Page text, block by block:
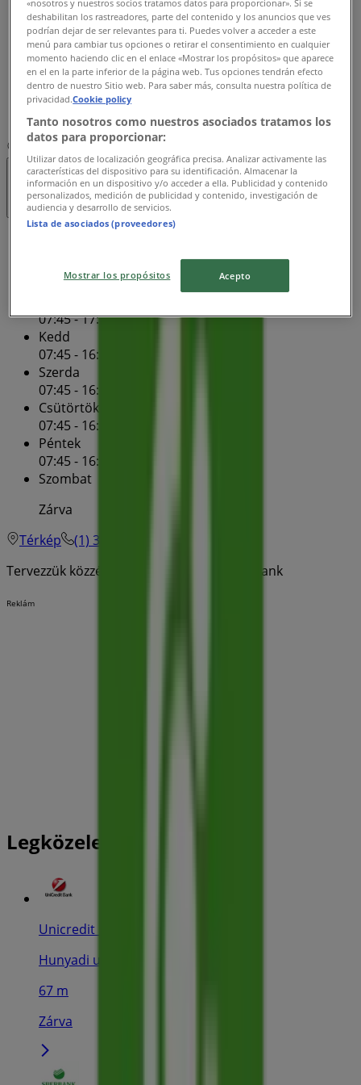
Csütörtök
07:45 - 16:00
Péntek
07:45 - 16:00
Szombat
Zárva
(1) 366-6388
Zárva
Zárva
07:45 - 17:00
Kedd
07:45 - 16:00
Szerda
07:45 - 16:00
Csütörtök
07:45 - 16:00
Péntek
07:45 - 16:00
Szombat
Zárva
Térkép
(1) 366-6388
Tervezzük közzétenni a kínálatokat - OTP Bank
Reklám
Legközelebbi üzletek
Unicredit Bank
Hunyadi u. 3., Miskolc
67 m
Zárva
«nosotros y nuestros socios tratamos datos para proporcionar». Si se
deshabilitan los rastreadores, parte del contenido y los anuncios que ves
podrían dejar de ser relevantes para ti. Puedes volver a acceder a este
menú para cambiar tus opciones o retirar el consentimiento en cualquier
momento haciendo clic en el enlace «Mostrar los propósitos» que aparece
en el en la parte inferior de la página web. Tus opciones tendrán efecto
dentro de nuestro Sitio web. Para saber más, consulta nuestra política de
privacidad.Cookie policy
Tanto nosotros como nuestros asociados tratamos los
datos para proporcionar:
Utilizar datos de localización geográfica precisa. Analizar activamente las
características del dispositivo para su identificación. Almacenar la
información en un dispositivo y/o acceder a ella. Publicidad y contenido
personalizados, medición de publicidad y contenido, investigación de
audiencia y desarrollo de servicios.
Lista de asociados (proveedores)
Mostrar los propósitos Acepto